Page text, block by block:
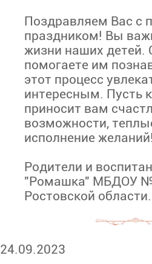
Поздравляем Вас с
праздником! Вы
жизни наших детей.
помогаете им
этот процесс
интересным. Пусть
приносит вам
возможности,
исполнение желаний!
Родители и
"Ромашка" МБДОУ
Ростовской области.
24.09.2023